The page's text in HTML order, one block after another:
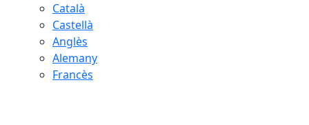
Català
Castellà
Anglès
Alemany
Francès